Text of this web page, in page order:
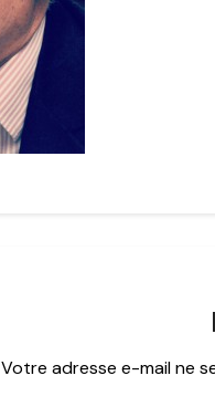
Votre adresse e-mail ne